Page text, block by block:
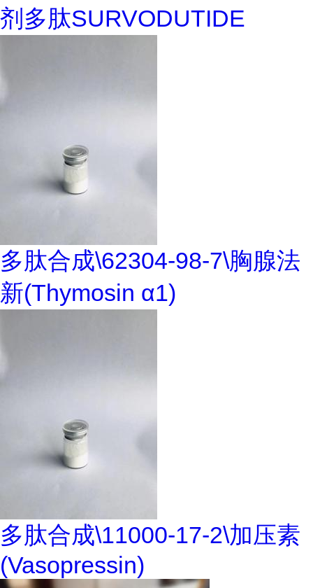
剂多肽SURVODUTIDE
多肽合成\62304-98-7\胸腺法
新(Thymosin α1)
多肽合成\11000-17-2\加压素
(Vasopressin)